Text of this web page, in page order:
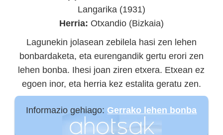
Langarika (1931)
Herria: Otxandio (Bizkaia)
Lagunekin jolasean zebilela hasi zen lehen
bonbardaketa, eta eurengandik gertu erori zen
lehen bonba. Ihesi joan ziren etxera. Etxean ez
egoen inor, eta herria kez estalita geratu zen.
Informazio gehiago:Gerrako lehen bonba